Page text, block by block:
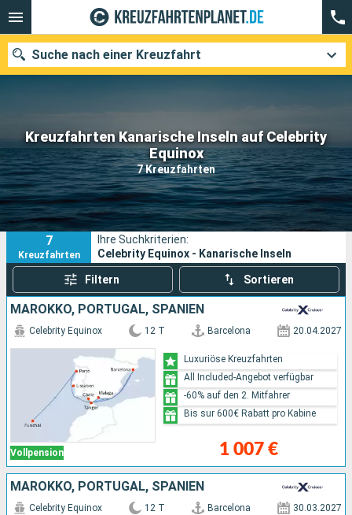
Kreuzfahrten Kanarische Inseln auf Celebrity
Equinox
7 Kreuzfahrten
Suche nach einer Kreuzfahrt
Unsere Ziele
Abfahrtsmonat
Häfen Reedereien
Suchen
7
Kreuzfahrten
Ihre Suchkriterien:
Celebrity Equinox - Kanarische Inseln
Filtern Sortieren
MAROKKO, PORTUGAL, SPANIEN
Vollpension
Celebrity Equinox 12 T Barcelona 20.04.2027
1 007 €
Luxuriöse Kreuzfahrten
All Included-Angebot verfügbar
-60% auf den 2. Mitfahrer
Bis sur 600€ Rabatt pro Kabine
MAROKKO, PORTUGAL, SPANIEN
Celebrity Equinox 12 T Barcelona 30.03.2027